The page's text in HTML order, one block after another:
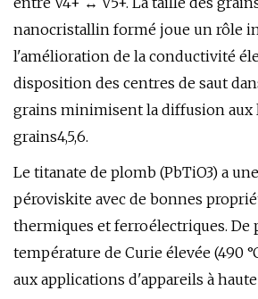
nanocristallin formé joue un rôle
l'amélioration de la conductivité
disposition des centres de saut
grains minimisent la diffusion aux
grains4,5,6.
Le titanate de plomb (PbTiO3) a
péroviskite avec de bonnes
thermiques et ferroélectriques. De
température de Curie élevée (490
aux applications d'appareils à